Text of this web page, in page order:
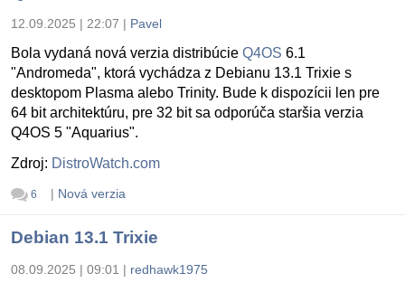
12.09.2025 | 22:07 | Pavel
Bola vydaná nová verzia distribúcie Q4OS 6.1
"Andromeda", ktorá vychádza z Debianu 13.1 Trixie s
desktopom Plasma alebo Trinity. Bude k dispozícii len pre
64 bit architektúru, pre 32 bit sa odporúča staršia verzia
Q4OS 5 "Aquarius".
Zdroj: DistroWatch.com
6 | Nová verzia
Debian 13.1 Trixie
08.09.2025 | 09:01 | redhawk1975